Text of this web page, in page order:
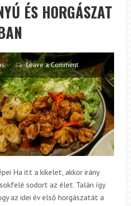
ÉS HORGÁSZAT
Leave a Comment
Ha itt a kikelet, akkor irány
sodort az élet. Talán így
az idei év első horgászatát a